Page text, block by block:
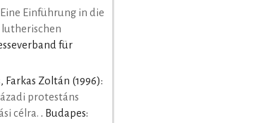
Einführung in die
lutherischen
für
Farkas Zoltán (1996):
protestáns
célra. . Budapes: